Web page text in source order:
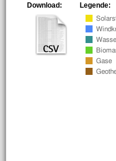
Legende:
Download: